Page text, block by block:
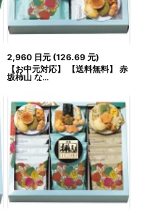
2,960 日元 (126.69 元)
【お中元対応】 【送料無料】 赤
坂柿山 な...